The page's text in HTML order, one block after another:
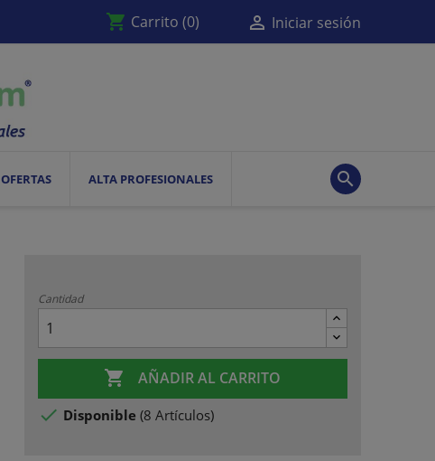
shopping_cart Carrito (0)  Iniciar sesión
OFERTAS ALTA PROFESIONALES 
Cantidad
 AÑADIR AL CARRITO
 Disponible (8 Artículos)